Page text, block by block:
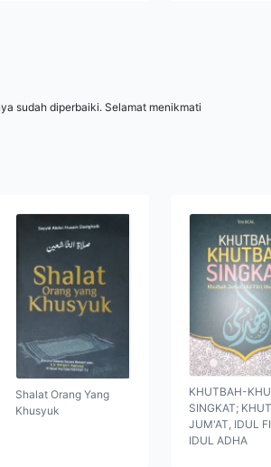
sudah diperbaiki. Selamat menikmati
Shalat Orang Yang
Khusyuk
KHUTBAH-
SINGKAT;
JUM'AT, IDUL
IDUL ADHA